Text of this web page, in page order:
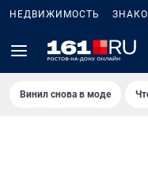
НЕДВИЖИМОСТЬ
Винил снова в моде